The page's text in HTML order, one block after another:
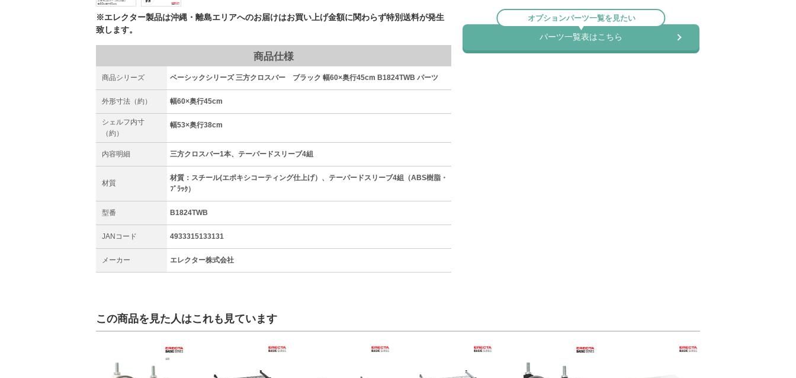
※エレクター製品は沖縄・離島エリアへのお届けはお買い上げ金額に関わらず特別送料が発生
致します。
商品仕様
商品シリーズ ベーシックシリーズ 三方クロスバー ブラック 幅60×奥行45cm B1824TWB パーツ
外形寸法（約） 幅60×奥行45cm
シェルフ内寸
（約）
幅53×奥行38cm
内容明細 三方クロスバー1本、テーパードスリーブ4組
材質
材質：スチール(エポキシコーティング仕上げ）、テーパードスリーブ4組（ABS樹脂・
ﾌﾞﾗｯｸ）
型番 B1824TWB
JANコード 4933315133131
メーカー エレクター株式会社
この商品を見た人はこれも見ています